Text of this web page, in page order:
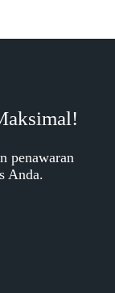
penawaran
Anda.